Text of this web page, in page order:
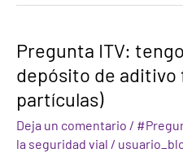
Pregunta ITV:
depósito de aditivo
partículas)
Deja un comentario /
la seguridad vial /
Pregunta
ITV:
tengo
problemas
con
el
depósito
de